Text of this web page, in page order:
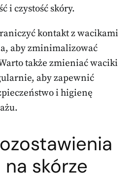
i czystość skóry.
kontakt z wacikami
aby zminimalizować
także zmieniać waciki
aby zapewnić
i higienę
skórze